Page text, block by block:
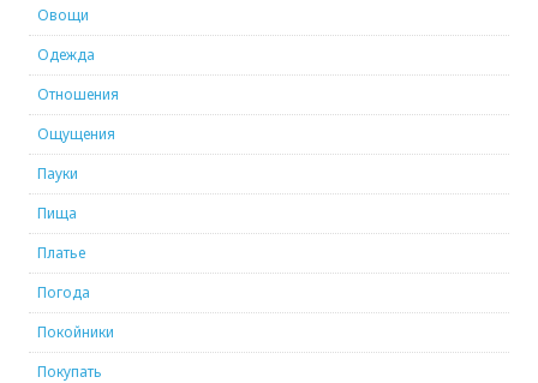
Овощи
Одежда
Отношения
Ощущения
Пауки
Пища
Платье
Погода
Покойники
Покупать